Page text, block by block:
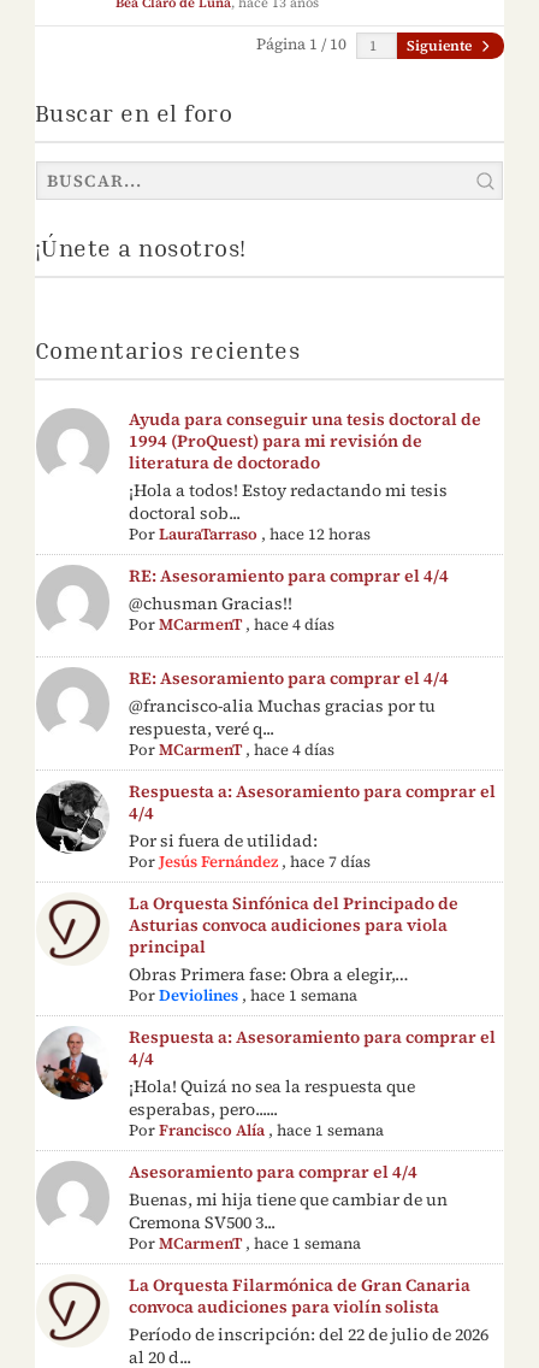
Página 1 / 10 Siguiente
Buscar en el foro
¡Únete a nosotros!
Comentarios recientes
Ayuda para conseguir una tesis doctoral de
1994 (ProQuest) para mi revisión de
literatura de doctorado
¡Hola a todos! Estoy redactando mi tesis
doctoral sob...
PorLauraTarraso ,hace 12 horas
RE: Asesoramiento para comprar el 4/4
@chusman Gracias!!
PorMCarmenT,hace 4 días
RE: Asesoramiento para comprar el 4/4
@francisco-alia Muchas gracias por tu
respuesta, veré q...
PorMCarmenT,hace 4 días
Respuesta a: Asesoramiento para comprar el
4/4
Por si fuera de utilidad:
PorJesús Fernández ,hace 7 días
La Orquesta Sinfónica del Principado de
Asturias convoca audiciones para viola
principal
Obras Primera fase: Obra a elegir,…
PorDeviolines ,hace 1 semana
Respuesta a: Asesoramiento para comprar el
4/4
¡Hola! Quizá no sea la respuesta que
esperabas, pero......
PorFrancisco Alía ,hace 1 semana
Asesoramiento para comprar el 4/4
Buenas, mi hija tiene que cambiar de un
Cremona SV500 3...
PorMCarmenT,hace 1 semana
La Orquesta Filarmónica de Gran Canaria
convoca audiciones para violín solista
Período de inscripción: del 22 de julio de 2026
al 20 d...